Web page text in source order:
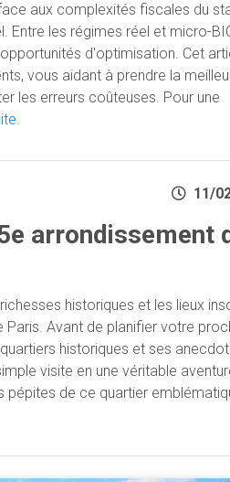
aux complexités fiscales du
Entre les régimes réel et micro-
d'optimisation. Cet
vous aidant à prendre la
les erreurs coûteuses. Pour une
.
11/
arrondissement
historiques et les lieux
Avant de planifier votre
historiques et ses
visite en une véritable
pépites de ce quartier